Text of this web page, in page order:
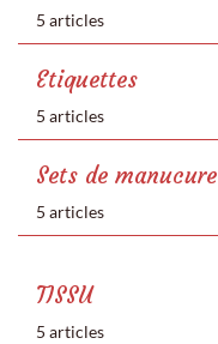
5 articles
Etiquettes
5 articles
Sets de manucure
5 articles
TISSU
5 articles